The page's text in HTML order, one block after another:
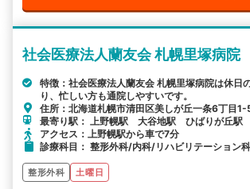
社会医療法人蘭友会 札幌里塚病院
特徴：社会医療法人蘭友会 札幌里塚病院は休日
り、忙しい方も通院しやすいです。
住所：北海道札幌市清田区美しが丘一条6丁目1-
最寄り駅： 上野幌駅 大谷地駅 ひばりが丘駅
アクセス：上野幌駅から車で7分
診療科目： 整形外科/内科/リハビリテーション
整形外科 土曜日